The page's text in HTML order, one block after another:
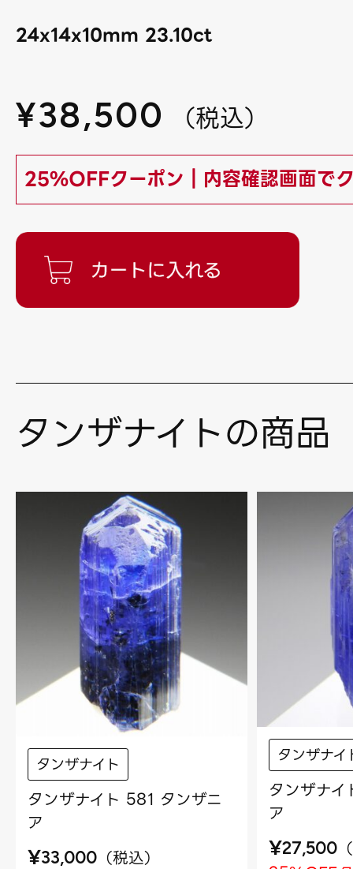
24x14x10mm 23.10ct
¥38,500 （税込）
25%OFFクーポン｜内容確認画面で
タンザナイトの商品
タンザナイト
タンザナイト 581 タンザニ
ア
¥33,000 （税込）
タンザナイ
タンザナ
ア
¥27,500 （